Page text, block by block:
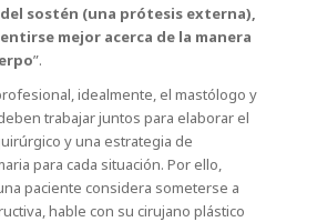
sostén (una prótesis externa),
mejor acerca de la manera
”.
idealmente, el mastólogo y
trabajar juntos para elaborar el
y una estrategia de
para cada situación. Por ello,
paciente considera someterse a
hable con su cirujano plástico